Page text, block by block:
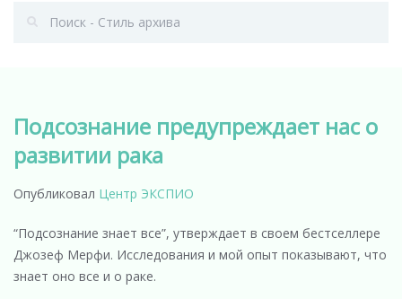
Подсознание предупреждает нас о
развитии рака
Опубликовал Центр ЭКСПИО
“Подсознание знает все”, утверждает в своем бестселлере
Джозеф Мерфи. Исследования и мой опыт показывают, что
знает оно все и о раке.